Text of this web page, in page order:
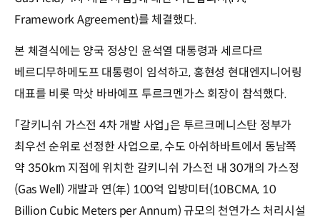
Framework Agreement)를 체결했다.
본 체결식에는 양국 정상인 윤석열 대통령과 세르다르
베르디무하메도프 대통령이 임석하고, 홍현성 현대엔지니어링
대표를 비롯 막삿 바바예프 투르크멘가스 회장이 참석했다.
「갈키니쉬 가스전 4차 개발 사업」은 투르크메니스탄 정부가
최우선 순위로 선정한 사업으로, 수도 아쉬하바트에서 동남쪽
약 350km 지점에 위치한 갈키니쉬 가스전 내 30개의 가스정
(Gas Well) 개발과 연(年) 100억 입방미터(10BCMA, 10
Billion Cubic Meters per Annum) 규모의 천연가스 처리시설